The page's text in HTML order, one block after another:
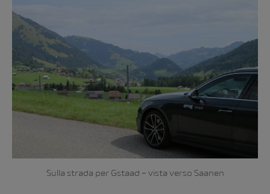
Sulla strada per Gstaad – vista verso Saanen